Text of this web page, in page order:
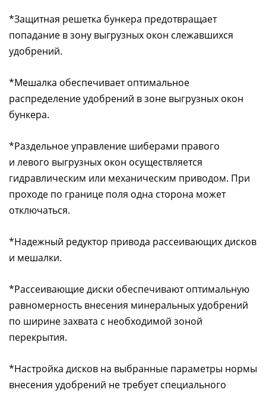
*Защитная решетка бункера предотвращает
попадание в зону выгрузных окон слежавшихся
удобрений.
*Мешалка обеспечивает оптимальное
распределение удобрений в зоне выгрузных окон
бункера.
*Раздельное управление шиберами правого
и левого выгрузных окон осуществляется
гидравлическим или механическим приводом. При
проходе по границе поля одна сторона может
отключаться.
*Надежный редуктор привода рассеивающих дисков
и мешалки.
*Рассеивающие диски обеспечивают оптимальную
равномерность внесения минеральных удобрений
по ширине захвата с необходимой зоной
перекрытия.
*Настройка дисков на выбранные параметры нормы
внесения удобрений не требует специального